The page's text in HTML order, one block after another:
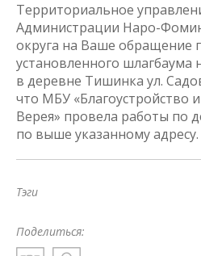
Территориальное
Администрации Наро-
округа на Ваше обращение
установленного
в деревне Тишинка ул.
что МБУ «Благоустройство
Верея» провела работы по
по выше указанному адресу.
Тэги
Поделиться: